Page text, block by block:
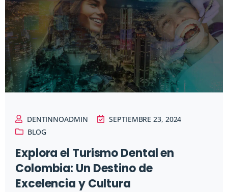
DENTINNOADMIN
SEPTIEMBRE 23, 2024
BLOG
Explora el Turismo Dental en
Colombia: Un Destino de
Excelencia y Cultura